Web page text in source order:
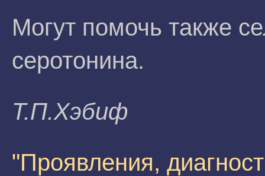
Могут помочь также
серотонина.
Т.П.Xэбиф
"Проявления,